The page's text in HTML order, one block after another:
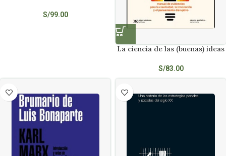
S/99.00
La ciencia de las (buenas) ideas
S/83.00